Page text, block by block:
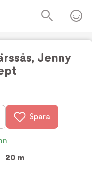
Jenny
Spara
20 m